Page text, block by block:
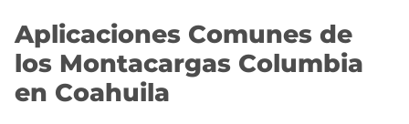
Aplicaciones Comunes de
los Montacargas Columbia
en Coahuila